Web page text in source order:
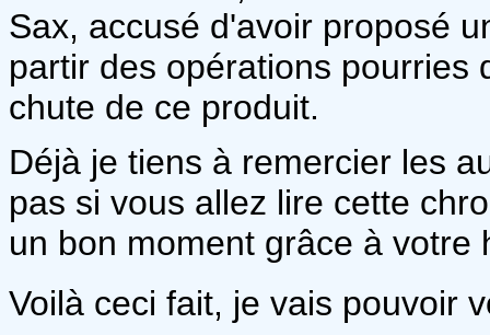
Sax, accusé d'avoir proposé
partir des opérations pourries
chute de ce produit.
Déjà je tiens à remercier les
pas si vous allez lire cette
un bon moment grâce à
Voilà ceci fait, je vais pouvoir